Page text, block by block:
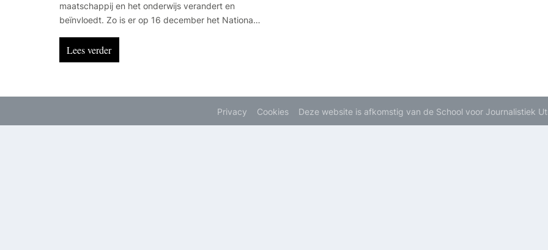
maatschappij en het onderwijs verandert en
beïnvloedt. Zo is er op 16 december het Nationaal
en werken studenten journalistiek sinds kort met
een cursusbot.
Lees verder
Privacy Cookies Deze website is afkomstig van de School voor Journalistiek